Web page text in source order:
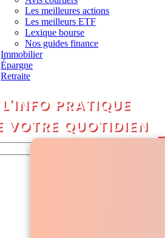
Les meilleures actions
Les meilleurs ETF
Lexique bourse
Nos guides finance
Immobilier
Épargne
Retraite